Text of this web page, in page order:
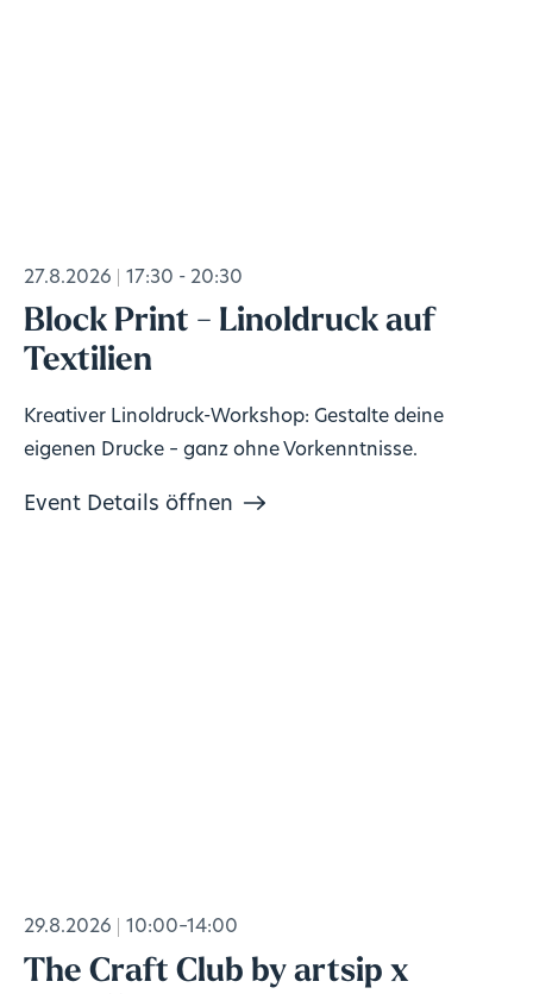
27.8.2026 17:30 - 20:30
Block Print - Linoldruck auf
Textilien
Kreativer Linoldruck-Workshop: Gestalte deine
eigenen Drucke – ganz ohne Vorkenntnisse.
Event Details öffnen
29.8.2026 10:00–14:00
The Craft Club by artsip x